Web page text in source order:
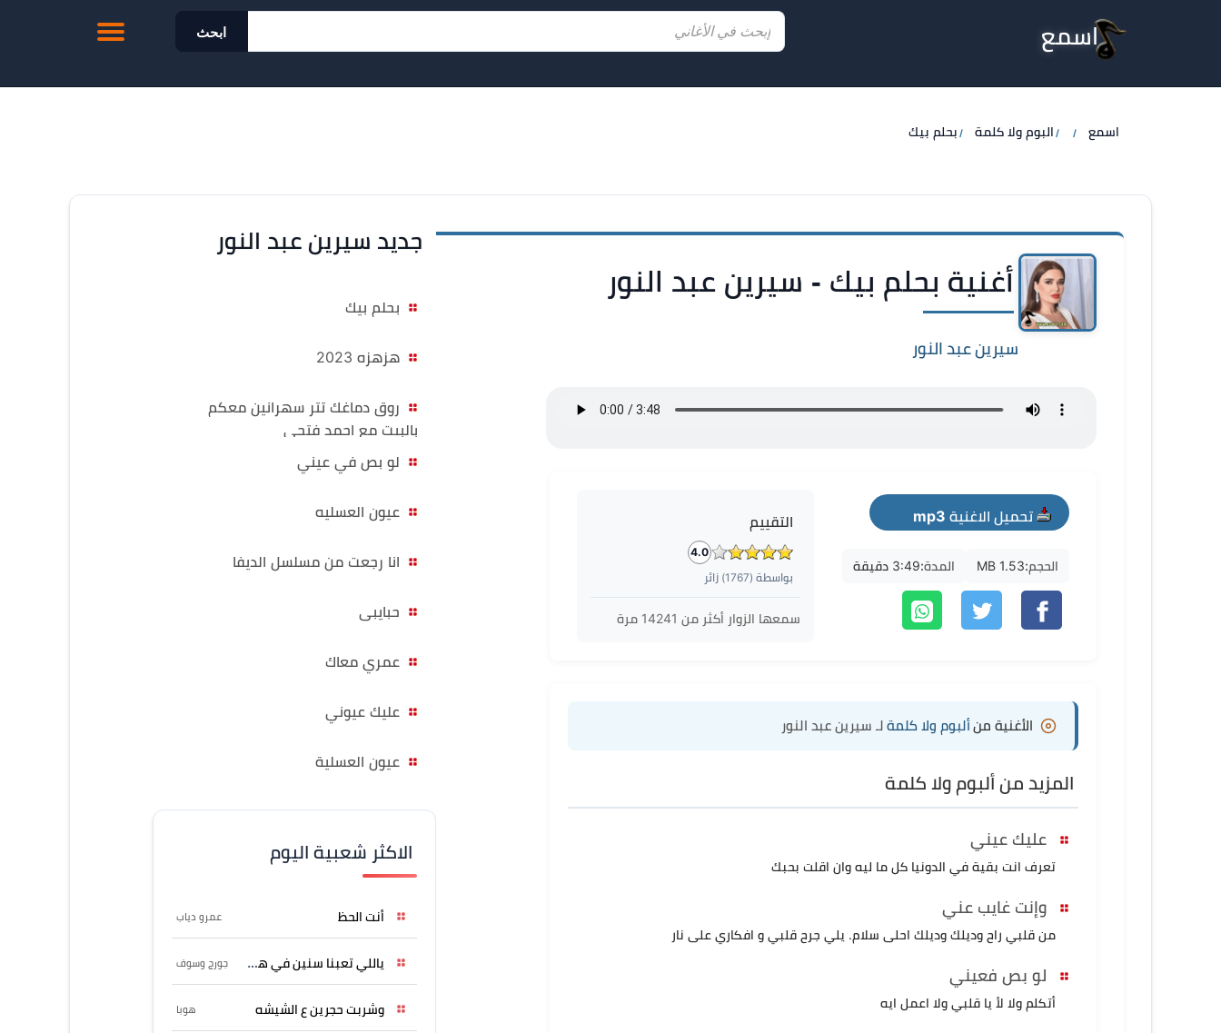
اسمع ابحث
اسمع البوم ولا كلمة بحلم بيك
أغنية بحلم بيك - سيرين عبد النور
سيرين عبد النور
تحميل الاغنية mp3
الحجم:1.53 MB المدة:3:49 دقيقة
التقييم
4.0
بواسطة (1767) زائر
سمعها الزوار أكثر من 14241 مرة
الأغنية منألبوم ولا كلمة لـ سيرين عبد النور
المزيد من ألبوم ولا كلمة
عليك عيني
تعرف انت بقية في الدونيا كل ما ليه وان اقلت بحبك
وإنت غايب عني
من قلبي راح وديلك وديلك احلى سلام. يلي جرح قلبي و افكاري على نار
لو بص فعيني
أتكلم ولا لأ يا قلبي ولا اعمل ايه
جديد سيرين عبد النور
بحلم بيك
هزهزه 2023
روق دماغك تتر سهرانين معكم
بالبيت مع احمد فتحي
لو بص في عيني
عيون العسليه
انا رجعت من مسلسل الديفا
حبايبى
عمري معاك
عليك عيوني
عيون العسلية
الاكثر شعبية اليوم
أنت الحظ عمرو دياب
ياللي تعبنا سنين في هواه جورج وسوف
وشربت حجرين ع الشيشه هوبا